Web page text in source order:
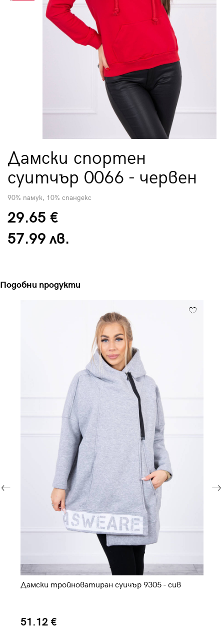
Дамски спортен
суитчър 0066 - червен
90% памук, 10% спандекс
29.65 €
57.99 лв.
Подобни продукти
Дамски тройноватиран суичър 9305 - сив
51.12 €